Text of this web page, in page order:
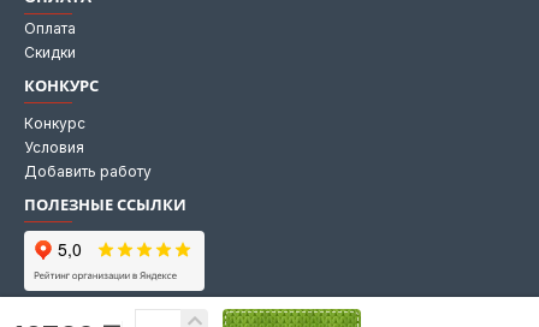
Оплата
Скидки
КОНКУРС
Конкурс
Условия
Добавить работу
ПОЛЕЗНЫЕ ССЫЛКИ
Мы на Яндекс картах